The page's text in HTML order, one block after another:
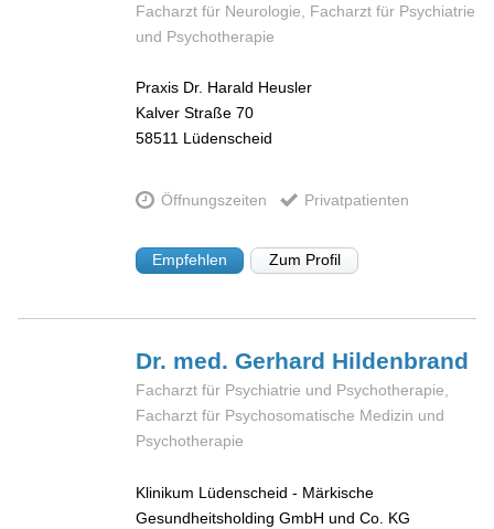
Facharzt für Neurologie, Facharzt für Psychiatrie
und Psychotherapie
Praxis Dr. Harald Heusler
Kalver Straße 70
58511 Lüdenscheid
Öffnungszeiten Privatpatienten
Empfehlen Zum Profil
Dr. med. Gerhard Hildenbrand
Facharzt für Psychiatrie und Psychotherapie,
Facharzt für Psychosomatische Medizin und
Psychotherapie
Klinikum Lüdenscheid - Märkische
Gesundheitsholding GmbH und Co. KG